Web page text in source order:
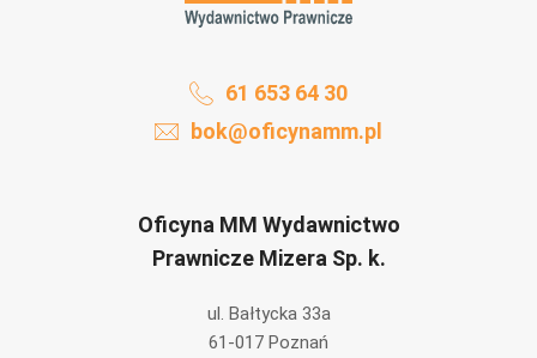
61 653 64 30
bok@oficynamm.pl
Oficyna MM Wydawnictwo
Prawnicze Mizera Sp. k.
ul. Bałtycka 33a
61-017 Poznań